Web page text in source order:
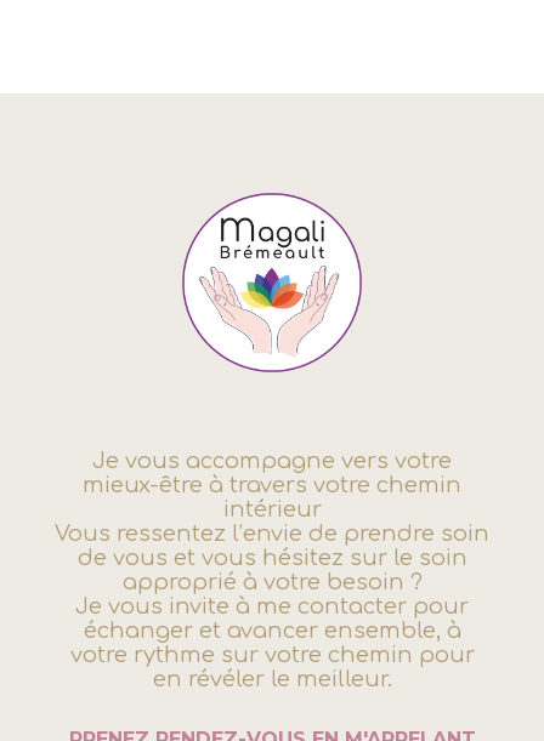
Je vous accompagne vers votre
mieux-être à travers votre chemin
intérieur
Vous ressentez l’envie de prendre soin
de vous et vous hésitez sur le soin
approprié à votre besoin ?
Je vous invite à me contacter pour
échanger et avancer ensemble, à
votre rythme sur votre chemin pour
en révéler le meilleur.